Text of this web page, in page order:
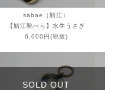
sabae（鯖江）
【鯖江靴べら】水牛うさぎ
6,000円(税抜)
SOLD OUT